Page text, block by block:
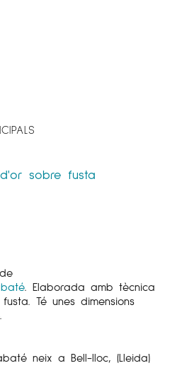
sobre fusta
. Elaborada amb tècnica
Té unes dimensions
neix a Bell-lloc, (Lleida)